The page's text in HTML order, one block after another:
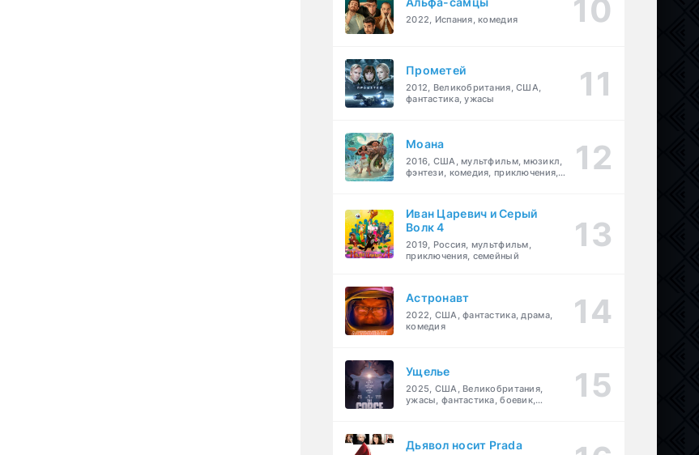
2022, Испания, комедия
Прометей
2012, Великобритания, США,
фантастика, ужасы
Моана
2016, США, мультфильм, мюзикл,
фэнтези, комедия, приключения,
Иван Царевич и Серый
Волк 4
2019, Россия, мультфильм,
приключения, семейный
Астронавт
2022, США, фантастика, драма,
комедия
Ущелье
2025, США, Великобритания,
ужасы, фантастика, боевик,
Дьявол носит Prada